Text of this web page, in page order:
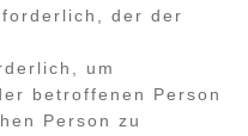
der der
um
betroffenen Person
Person zu